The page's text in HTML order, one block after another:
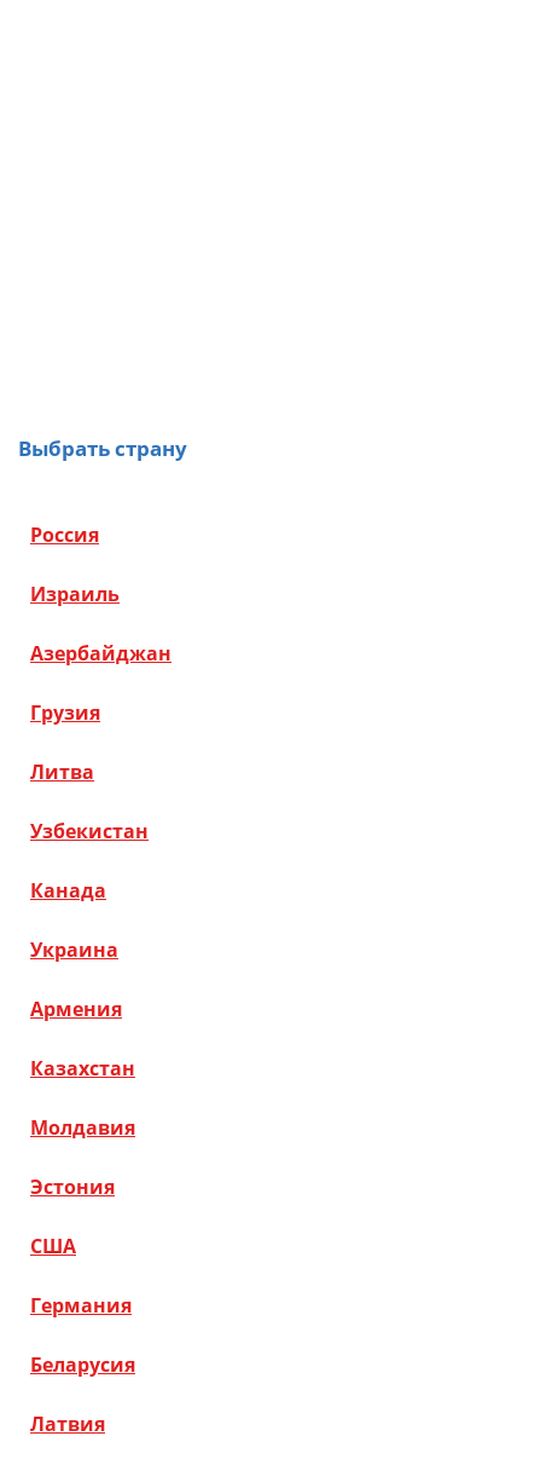
Выбрать страну
Россия
Израиль
Азербайджан
Грузия
Литва
Узбекистан
Канада
Украина
Армения
Казахстан
Молдавия
Эстония
США
Германия
Беларусия
Латвия